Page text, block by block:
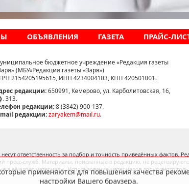
ОБЪЯВЛЕНИЯ ГАЗЕТА ПРАЙС-
бюджетное учреждение «Редакция газеты
(МБУ«Редакция газеты «Заря»)
2154205195615, ИНН 4234004103, КПП 420501001.
редакции:650991, Кемерово, ул. Карболитовская, 16,
313.
редакции:8 (3842) 900-137.
mail редакции:zaryakem@mail.ru.
ответственность за подбор и точность приведённых фактов.
пресс-служб. Материалы, присланные в редакцию, не
в её адрес материалы. Использование материалов допускается
применяются для повышения качества
настройки Вашего браузера.
OK